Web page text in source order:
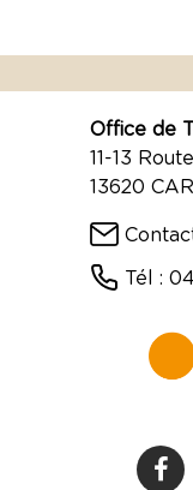
Office de
11-13
13620
Tél :